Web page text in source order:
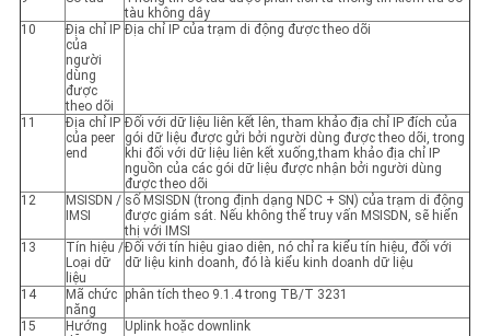
tàu không dây
10
Địa chỉ IP
của
người
dùng
được
theo dõi
Địa chỉ IP của trạm di động được theo dõi
11
Địa chỉ IP
của peer
end
Đối với dữ liệu liên kết lên, tham khảo địa chỉ IP đích của
gói dữ liệu được gửi bởi người dùng được theo dõi, trong
khi đối với dữ liệu liên kết xuống,tham khảo địa chỉ IP
nguồn của các gói dữ liệu được nhận bởi người dùng
được theo dõi
12
MSISDN /
IMSI
số MSISDN (trong định dạng NDC + SN) của trạm di động
được giám sát. Nếu không thể truy vấn MSISDN, sẽ hiển
thị với IMSI
13
Tín hiệu /
Loại dữ
liệu
Đối với tín hiệu giao diện, nó chỉ ra kiểu tín hiệu, đối với
dữ liệu kinh doanh, đó là kiểu kinh doanh dữ liệu
14
Mã chức
năng
phân tích theo 9.1.4 trong TB/T 3231
15
Hướng
Uplink hoặc downlink